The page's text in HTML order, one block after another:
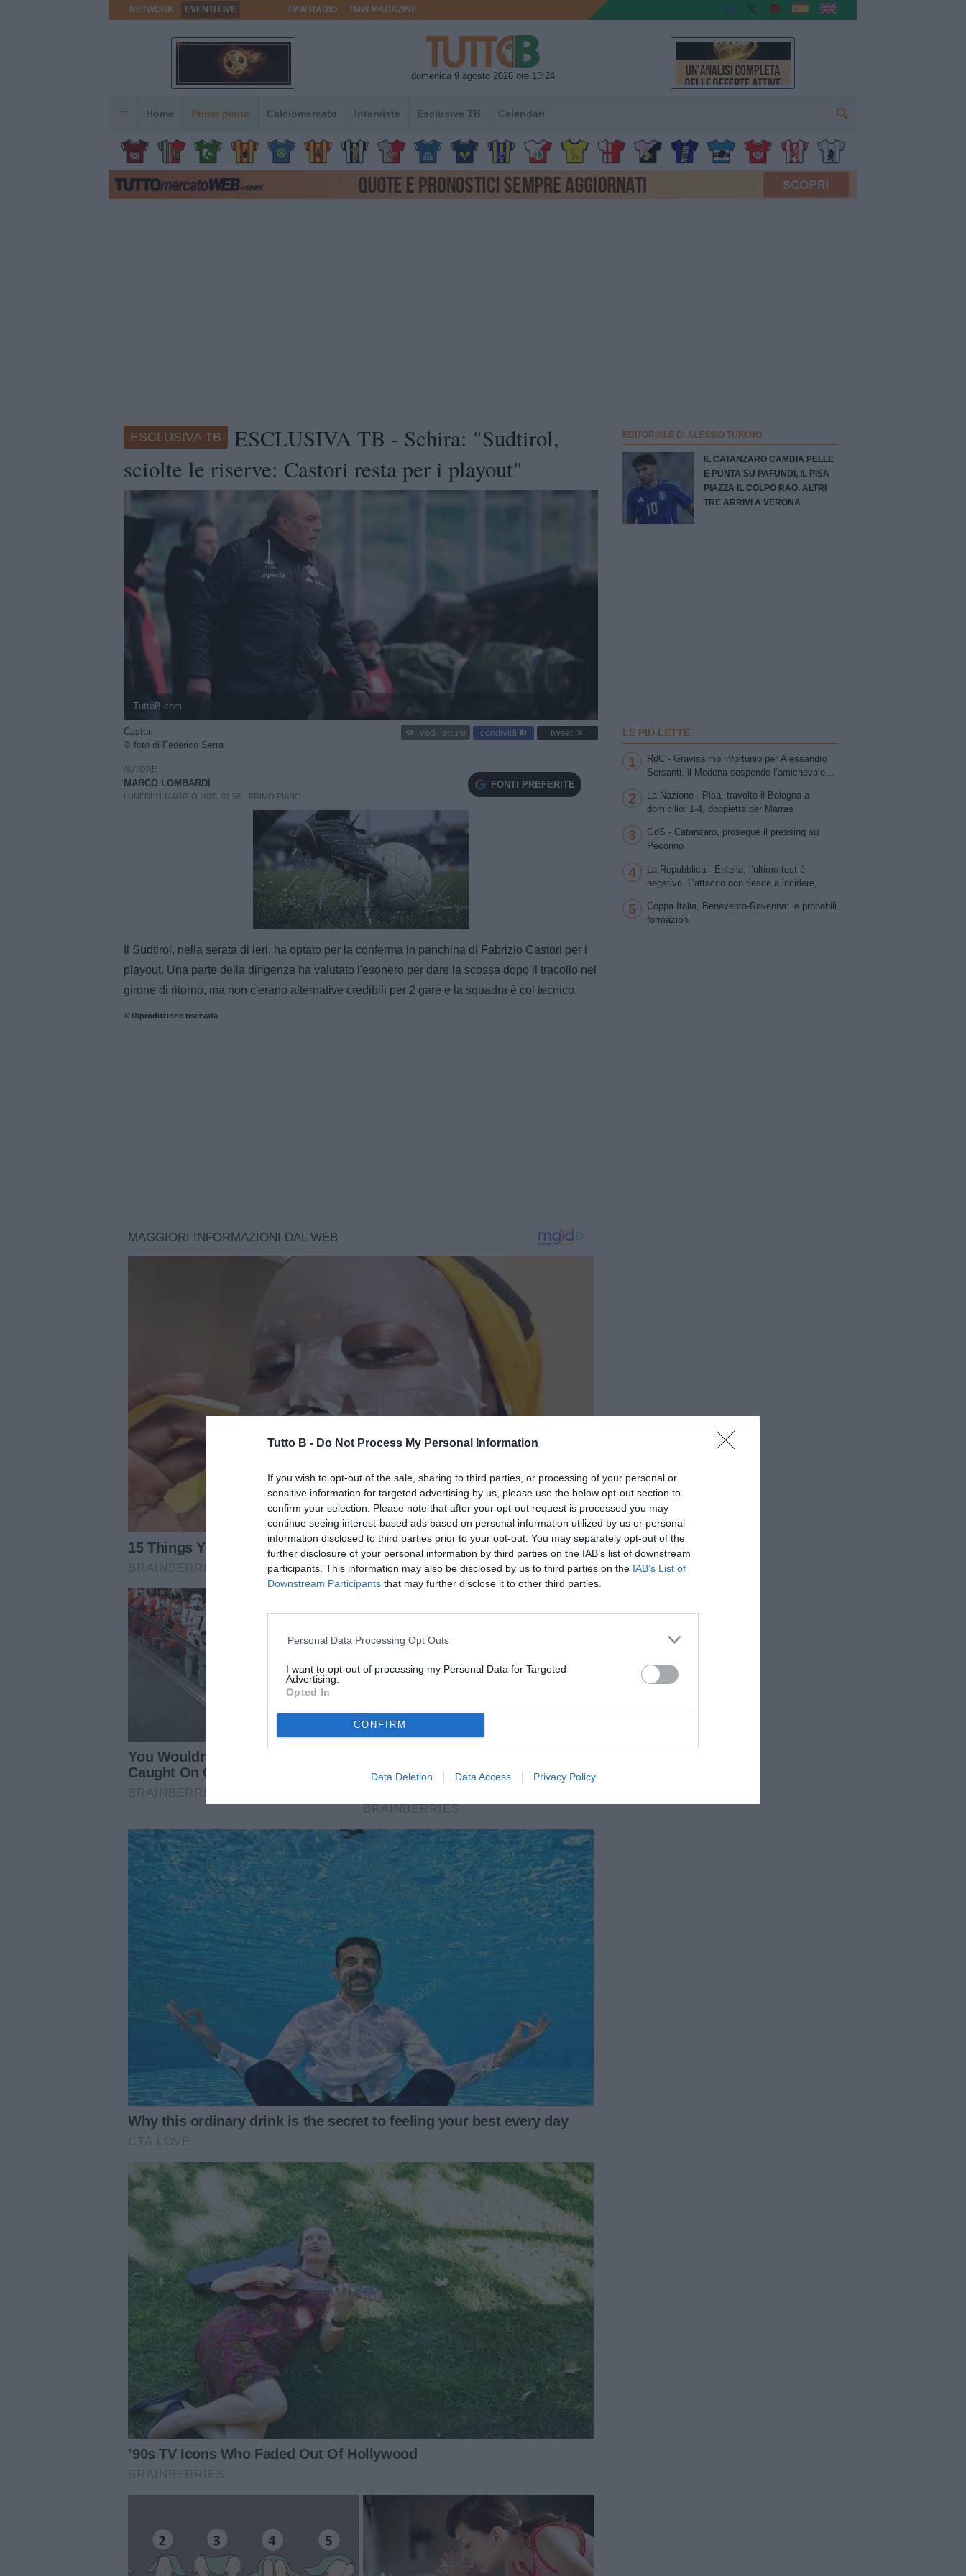
Tutto B - Do Not Process My Personal Information
If you wish to opt-out of the sale, sharing to third parties, or processing of your personal or
sensitive information for targeted advertising by us, please use the below opt-out section to
confirm your selection. Please note that after your opt-out request is processed you may
continue seeing interest-based ads based on personal information utilized by us or personal
information disclosed to third parties prior to your opt-out. You may separately opt-out of the
further disclosure of your personal information by third parties on the IAB’s list of downstream
participants. This information may also be disclosed by us to third parties on the IAB’s List of
Downstream Participants that may further disclose it to other third parties.
Personal Data Processing Opt Outs
I want to opt-out of processing my Personal Data for Targeted
Advertising.
Opted In
CONFIRM
Data Deletion Data Access Privacy Policy
NETWORK EVENTI LIVE TMW RADIO TMW MAGAZINE
domenica 9 agosto 2026 ore 13:24
Home Primo piano Calciomercato Interviste Esclusive TB Calendari
ESCLUSIVA TB
ESCLUSIVA TB - Schira: "Sudtirol,
sciolte le riserve: Castori resta per i playout"
TuttoB.com
Castori
© foto di Federico Serra
vedi letture condividi tweet
AUTORE
MARCO LOMBARDI
LUNEDÌ 11 MAGGIO 2026, 01:56 PRIMO PIANO
FONTI PREFERITE
Unmute
Loaded
100.00%
Il Sudtirol, nella serata di ieri, ha optato per la conferma in panchina di Fabrizio Castori per i
playout. Una parte della dirigenza ha valutato l'esonero per dare la scossa dopo il tracollo nel
girone di ritorno, ma non c'erano alternative credibili per 2 gare e la squadra è col tecnico.
© Riproduzione riservata
EDITORIALE DI ALESSIO TUFANO
IL CATANZARO CAMBIA PELLE
E PUNTA SU PAFUNDI, IL PISA
PIAZZA IL COLPO RAO. ALTRI
TRE ARRIVI A VERONA
LE PIÙ LETTE
1
RdC - Gravissimo infortunio per Alessandro
Sersanti, il Modena sospende l’amichevole
avversari sotto choc
2
La Nazione - Pisa, travolto il Bologna a
domicilio: 1-4, doppietta per Marras
3
GdS - Catanzaro, prosegue il pressing su
Pecorino
4
La Repubblica - Entella, l’ultimo test è
negativo. L’attacco non riesce a incidere,
5
Coppa Italia, Benevento-Ravenna: le probabili
formazioni